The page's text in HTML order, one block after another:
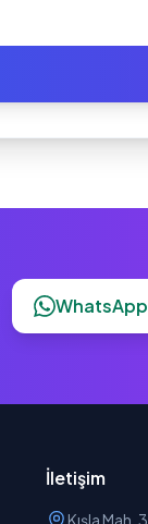
WhatsApp
İletişim
Kışla Mah.